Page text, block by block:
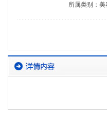
所属类别： 美